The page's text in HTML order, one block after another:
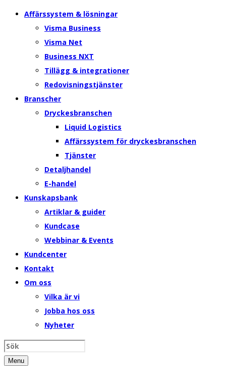
Affärssystem & lösningar
Visma Business
Visma Net
Business NXT
Tillägg & integrationer
Redovisningstjänster
Branscher
Dryckesbranschen
Liquid Logistics
Affärssystem för dryckesbranschen
Tjänster
Detaljhandel
E-handel
Kunskapsbank
Artiklar & guider
Kundcase
Webbinar & Events
Kundcenter
Kontakt
Om oss
Vilka är vi
Jobba hos oss
Nyheter
Menu